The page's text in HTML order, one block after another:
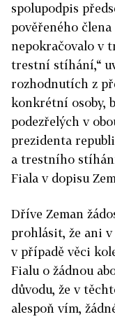
spolupodpis
pověřeného člena
nepokračovalo v
trestní stíhání,“
rozhodnutích z
konkrétní osoby,
podezřelých v
prezidenta
a trestního
Fiala v dopisu
Dříve Zeman
prohlásit, že ani
v případě věci
Fialu o žádnou
důvodu, že v
alespoň vím,